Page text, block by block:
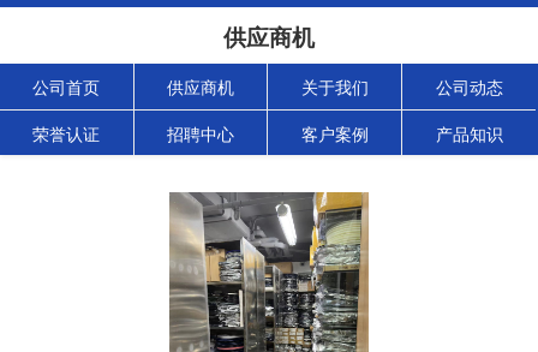
供应商机
公司首页 供应商机 关于我们 公司动态
荣誉认证 招聘中心 客户案例 产品知识